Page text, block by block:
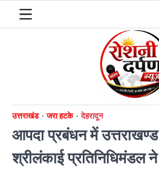
उत्तराखंड जरा हटके देहरादून
आपदा प्रबंधन में उत्तराखण्ड
श्रीलंकाई प्रतिनिधिमंडल